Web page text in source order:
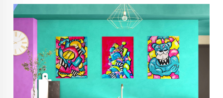
MALERIER BLOGG
INTERIØR OG KUNST
KUNST INVESTERING
KUNSTSTILER